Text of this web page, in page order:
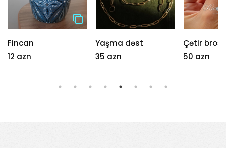
Fincan
12 azn
Yaşma dəst
35 azn
Çətir broş
50 azn